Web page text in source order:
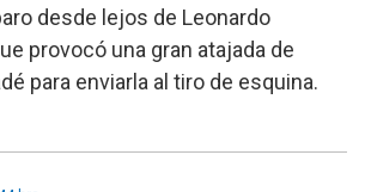
desde lejos de Leonardo
provocó una gran atajada de
para enviarla al tiro de esquina.